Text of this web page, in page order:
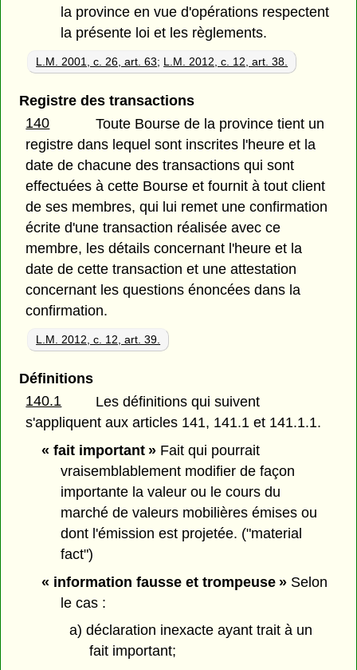
la province en vue d'opérations respectent
la présente loi et les règlements.
L.M. 2001, c. 26, art. 63; L.M. 2012, c. 12, art. 38.
Registre des transactions
140
Toute Bourse de la province tient un
registre dans lequel sont inscrites l'heure et la
date de chacune des transactions qui sont
effectuées à cette Bourse et fournit à tout client
de ses membres, qui lui remet une confirmation
écrite d'une transaction réalisée avec ce
membre, les détails concernant l'heure et la
date de cette transaction et une attestation
concernant les questions énoncées dans la
confirmation.
L.M. 2012, c. 12, art. 39.
Définitions
140.1
Les définitions qui suivent
s'appliquent aux articles 141, 141.1 et 141.1.1.
« fait important »Fait qui pourrait
vraisemblablement modifier de façon
importante la valeur ou le cours du
marché de valeurs mobilières émises ou
dont l'émission est projetée. ("material
fact")
« information fausse et trompeuse »Selon
le cas :
a) déclaration inexacte ayant trait à un
fait important;